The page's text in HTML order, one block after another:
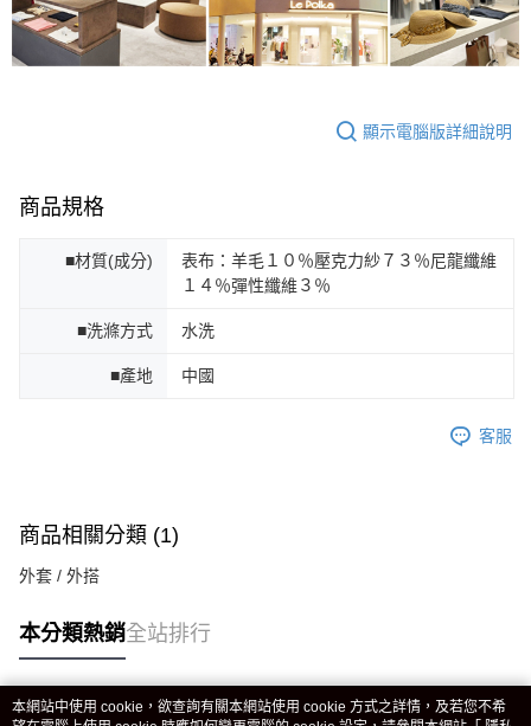
顯示電腦版詳細說明
商品規格
■材質(成分)
表布：羊毛１０％壓克力紗７３％尼龍纖維
１４％彈性纖維３％
■洗滌方式 水洗
■產地 中國
客服
商品相關分類 (1)
外套 / 外搭
本分類熱銷全站排行
本網站中使用 cookie，欲查詢有關本網站使用 cookie 方式之詳情，及若您不希